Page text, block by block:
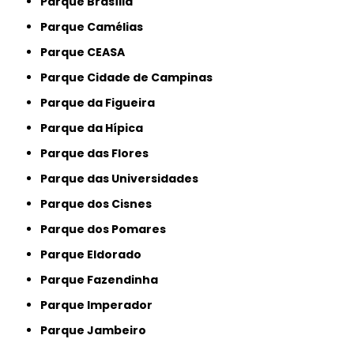
Parque Camélias
Parque CEASA
Parque Cidade de Campinas
Parque da Figueira
Parque da Hípica
Parque das Flores
Parque das Universidades
Parque dos Cisnes
Parque dos Pomares
Parque Eldorado
Parque Fazendinha
Parque Imperador
Parque Jambeiro